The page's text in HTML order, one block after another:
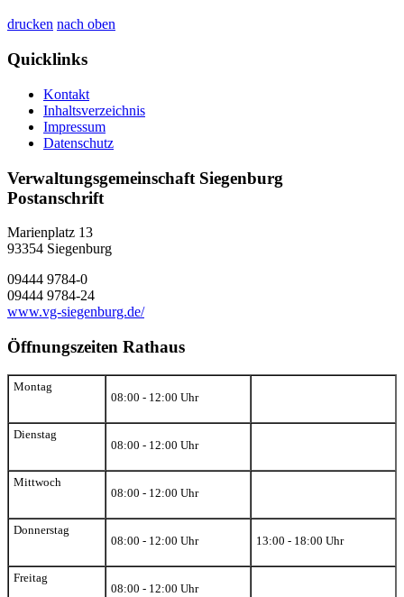
drucken nach oben
Quicklinks
Kontakt
Inhaltsverzeichnis
Impressum
Datenschutz
Verwaltungsgemeinschaft Siegenburg
Postanschrift
Marienplatz 13
93354 Siegenburg
09444 9784-0
09444 9784-24
www.vg-siegenburg.de/
Öffnungszeiten Rathaus
Montag
08:00 - 12:00 Uhr
Dienstag
08:00 - 12:00 Uhr
Mittwoch
08:00 - 12:00 Uhr
Donnerstag
08:00 - 12:00 Uhr
13:00 - 18:00 Uhr
Freitag
08:00 - 12:00 Uhr